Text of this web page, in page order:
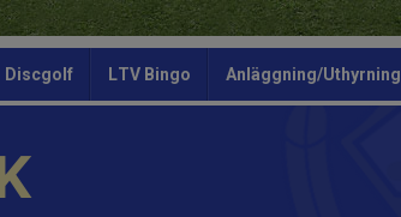
Discgolf LTV Bingo Anläggning/Uthyrning